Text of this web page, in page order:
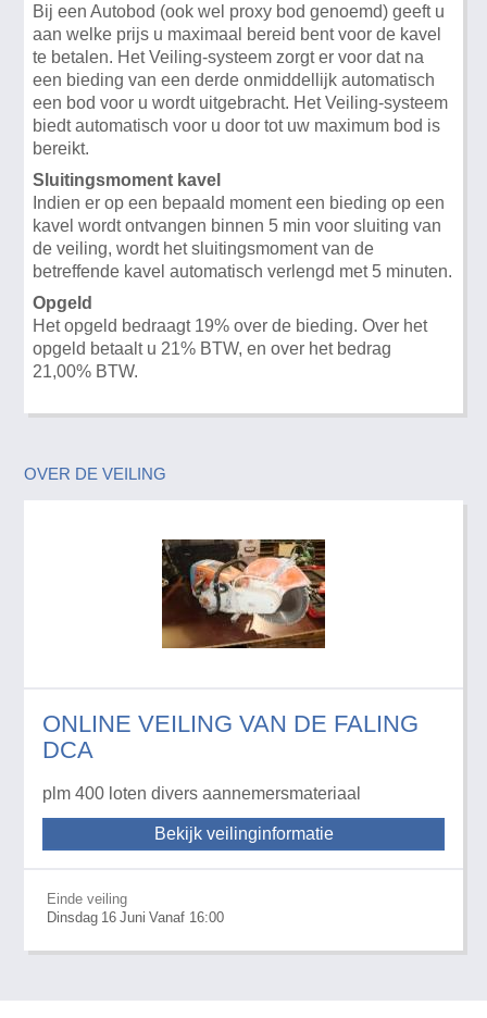
Bij een Autobod (ook wel proxy bod genoemd) geeft u
aan welke prijs u maximaal bereid bent voor de kavel
te betalen. Het Veiling-systeem zorgt er voor dat na
een bieding van een derde onmiddellijk automatisch
een bod voor u wordt uitgebracht. Het Veiling-systeem
biedt automatisch voor u door tot uw maximum bod is
bereikt.
Sluitingsmoment kavel
Indien er op een bepaald moment een bieding op een
kavel wordt ontvangen binnen 5 min voor sluiting van
de veiling, wordt het sluitingsmoment van de
betreffende kavel automatisch verlengd met 5 minuten.
Opgeld
Het opgeld bedraagt 19% over de bieding. Over het
opgeld betaalt u 21% BTW, en over het bedrag
21,00% BTW.
OVER DE VEILING
ONLINE VEILING VAN DE FALING
DCA
plm 400 loten divers aannemersmateriaal
Bekijk veilinginformatie
Einde veiling
Dinsdag 16 Juni Vanaf 16:00